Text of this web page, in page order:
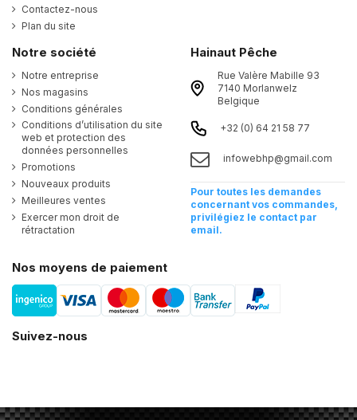
Contactez-nous
Plan du site
Notre société
Notre entreprise
Nos magasins
Conditions générales
Conditions d’utilisation du site
web et protection des
données personnelles
Promotions
Nouveaux produits
Meilleures ventes
Exercer mon droit de
rétractation
Hainaut Pêche
Rue Valère Mabille 93
7140 Morlanwelz
Belgique
+32 (0) 64 21 58 77
infowebhp@gmail.com
Pour toutes les demandes
concernant vos commandes,
privilégiez le contact par
email.
Nos moyens de paiement
Suivez-nous